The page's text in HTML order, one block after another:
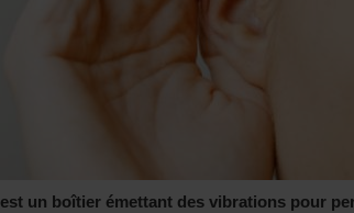
est un boîtier émettant des vibrations pour